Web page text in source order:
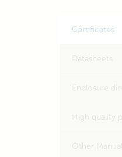
Certificates